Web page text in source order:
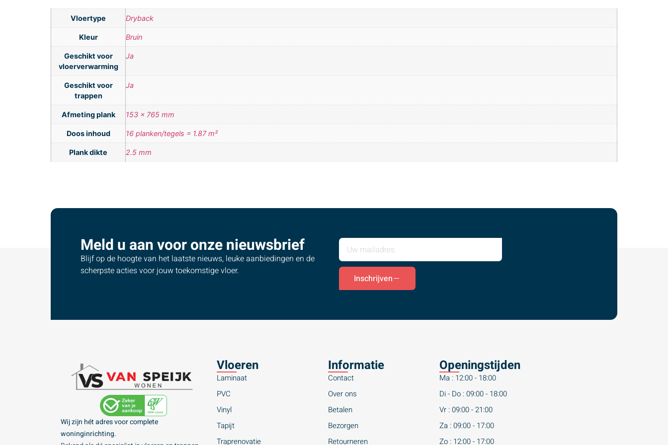
Vloertype Dryback
Kleur Bruin
Geschikt voor
vloerverwarming
Ja
Geschikt voor
trappen
Ja
Afmeting plank 153 x 765 mm
Doos inhoud 16 planken/tegels = 1.87 m²
Plank dikte 2.5 mm
Meld u aan voor onze nieuwsbrief
Blijf op de hoogte van het laatste nieuws, leuke aanbiedingen en de
scherpste acties voor jouw toekomstige vloer.
Inschrijven
Wij zijn hét adres voor complete
woninginrichting.
Vloeren
Laminaat
PVC
Vinyl
Tapijt
Traprenovatie
Informatie
Contact
Over ons
Betalen
Bezorgen
Retourneren
Openingstijden
Ma : 12:00 - 18:00
Di - Do : 09:00 - 18:00
Vr : 09:00 - 21:00
Za : 09:00 - 17:00
Zo : 12:00 - 17:00